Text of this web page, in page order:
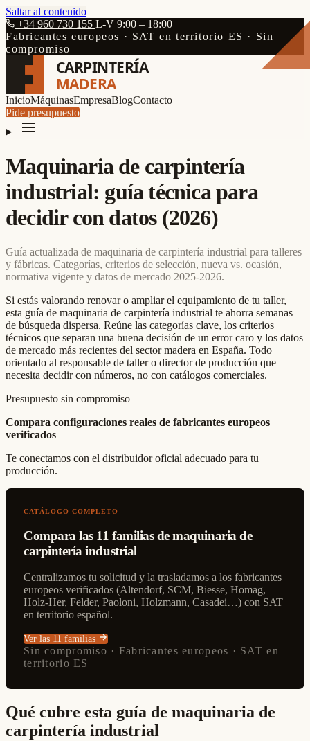
Saltar al contenido
+34 960 730 155 L-V 9:00 – 18:00
Fabricantes europeos · SAT en territorio ES · Sin
compromiso
CARPINTERÍA
MADERA
InicioMáquinasEmpresaBlogContacto
Pide presupuesto
Maquinaria de carpintería
industrial: guía técnica para
decidir con datos (2026)
Guía actualizada de maquinaria de carpintería industrial para talleres
y fábricas. Categorías, criterios de selección, nueva vs. ocasión,
normativa vigente y datos de mercado 2025-2026.
Si estás valorando renovar o ampliar el equipamiento de tu taller,
esta guía de maquinaria de carpintería industrial te ahorra semanas
de búsqueda dispersa. Reúne las categorías clave, los criterios
técnicos que separan una buena decisión de un error caro y los datos
de mercado más recientes del sector madera en España. Todo
orientado al responsable de taller o director de producción que
necesita decidir con números, no con catálogos comerciales.
Presupuesto sin compromiso
Compara configuraciones reales de fabricantes europeos
verificados
Te conectamos con el distribuidor oficial adecuado para tu
producción.
CATÁLOGO COMPLETO
Compara las 11 familias de maquinaria de
carpintería industrial
Centralizamos tu solicitud y la trasladamos a los fabricantes
europeos verificados (Altendorf, SCM, Biesse, Homag,
Holz-Her, Felder, Paoloni, Holzmann, Casadei…) con SAT
en territorio español.
Ver las 11 familias
Sin compromiso · Fabricantes europeos · SAT en
territorio ES
Qué cubre esta guía de maquinaria de
carpintería industrial